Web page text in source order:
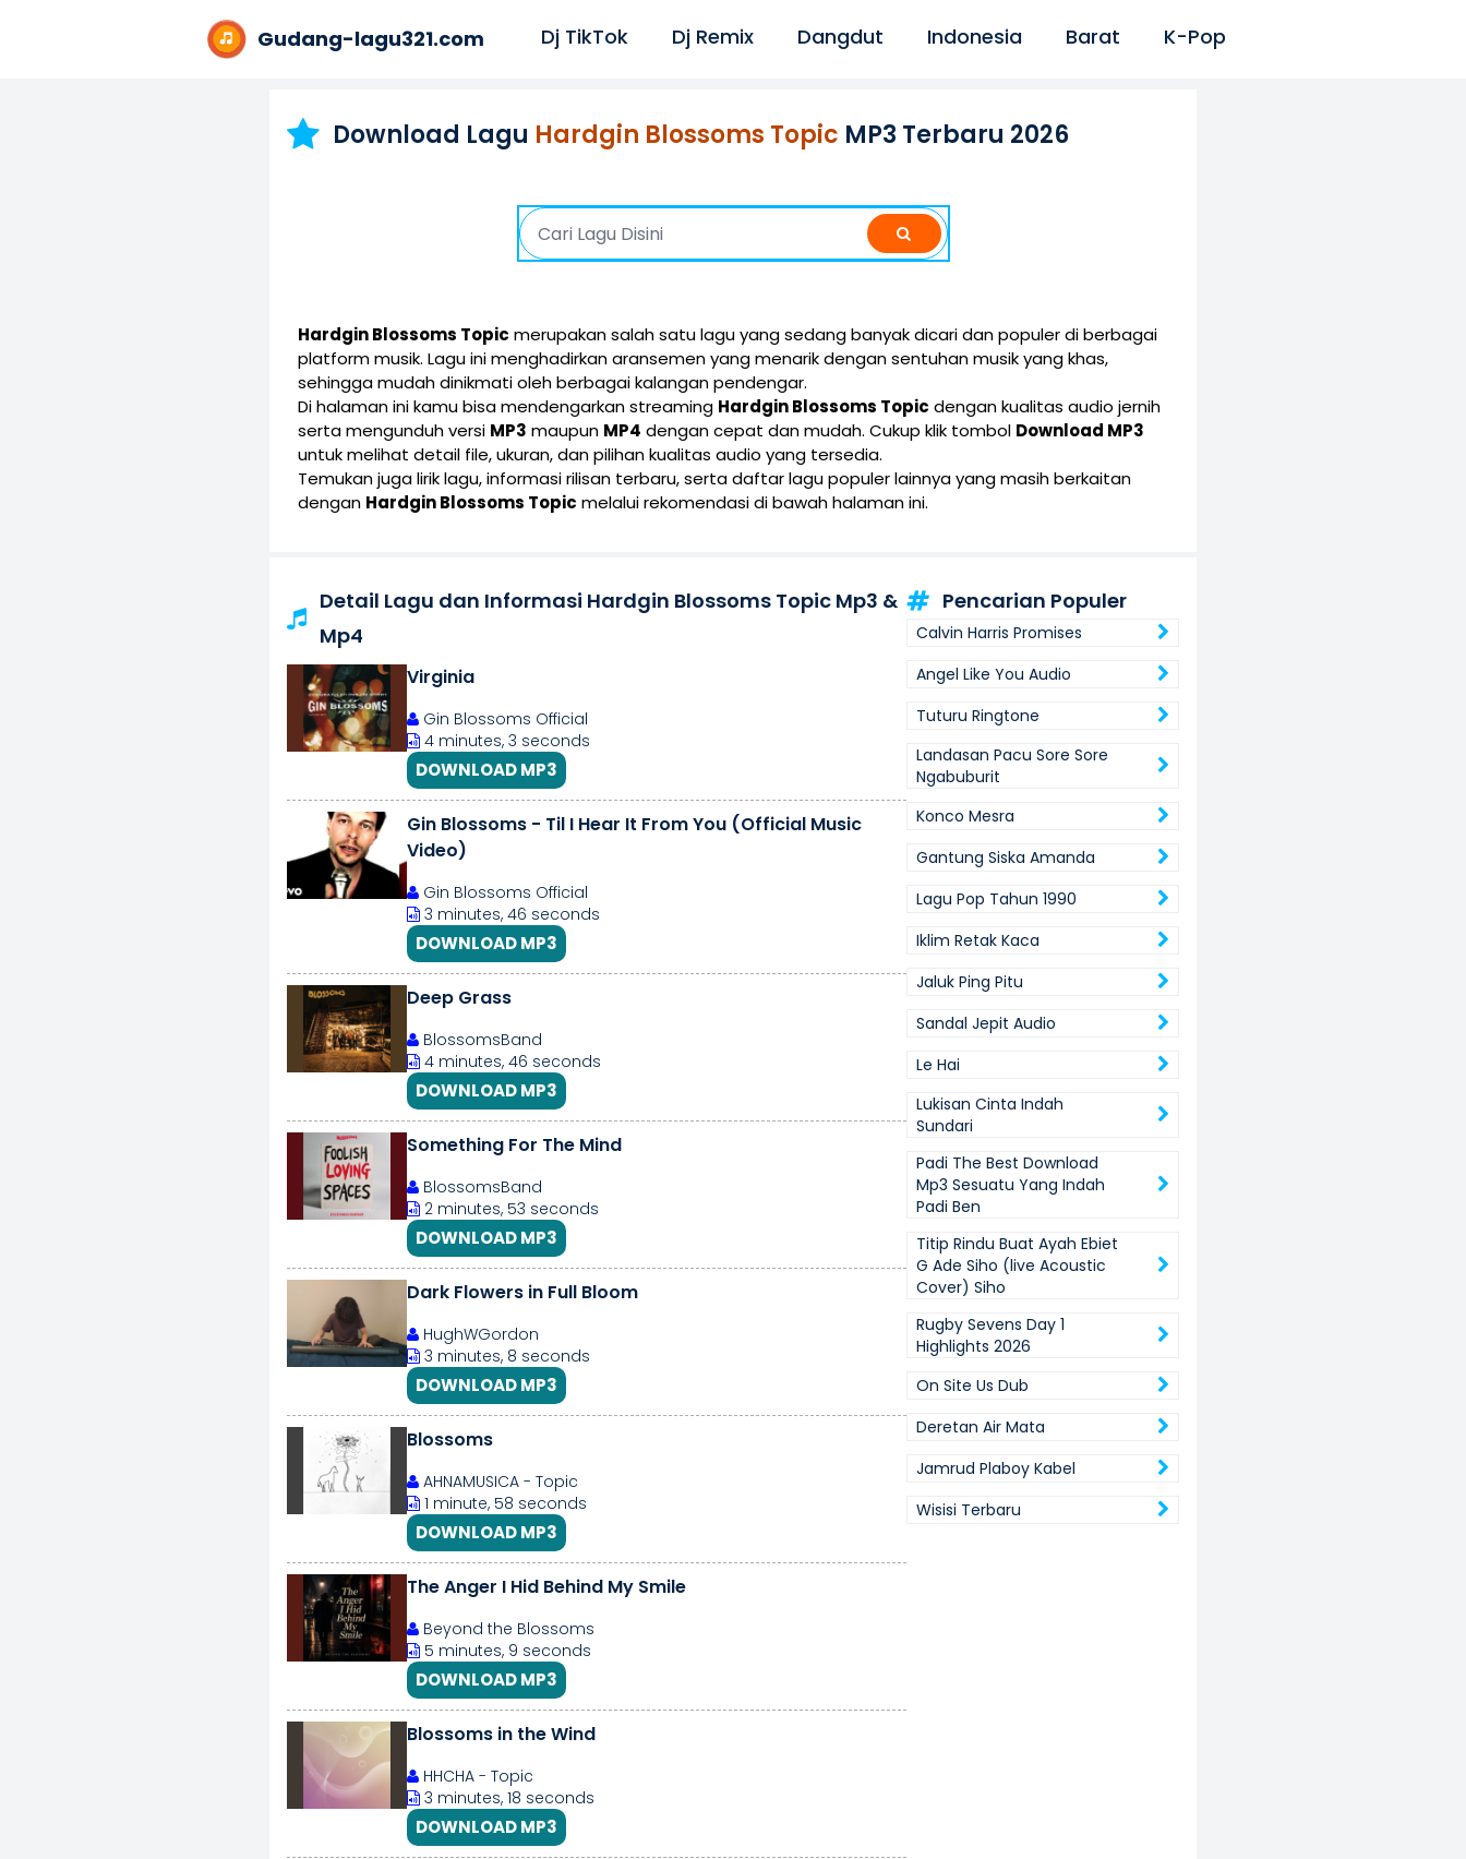
Gudang-lagu321.com Dj TikTok Dj Remix Dangdut Indonesia Barat K-Pop
Download Lagu Hardgin Blossoms Topic MP3 Terbaru 2026
Hardgin Blossoms Topic merupakan salah satu lagu yang sedang banyak dicari dan populer di berbagai
platform musik. Lagu ini menghadirkan aransemen yang menarik dengan sentuhan musik yang khas,
sehingga mudah dinikmati oleh berbagai kalangan pendengar.
Di halaman ini kamu bisa mendengarkan streaming Hardgin Blossoms Topic dengan kualitas audio jernih
serta mengunduh versi MP3 maupun MP4 dengan cepat dan mudah. Cukup klik tombol Download MP3
untuk melihat detail file, ukuran, dan pilihan kualitas audio yang tersedia.
Temukan juga lirik lagu, informasi rilisan terbaru, serta daftar lagu populer lainnya yang masih berkaitan
dengan Hardgin Blossoms Topic melalui rekomendasi di bawah halaman ini.
Detail Lagu dan Informasi Hardgin Blossoms Topic Mp3 &
Mp4
Virginia
Gin Blossoms Official
4 minutes, 3 seconds
DOWNLOAD MP3
Gin Blossoms - Til I Hear It From You (Official Music
Video)
Gin Blossoms Official
3 minutes, 46 seconds
DOWNLOAD MP3
Deep Grass
BlossomsBand
4 minutes, 46 seconds
DOWNLOAD MP3
Something For The Mind
BlossomsBand
2 minutes, 53 seconds
DOWNLOAD MP3
Dark Flowers in Full Bloom
HughWGordon
3 minutes, 8 seconds
DOWNLOAD MP3
Blossoms
AHNAMUSICA - Topic
1 minute, 58 seconds
DOWNLOAD MP3
The Anger I Hid Behind My Smile
Beyond the Blossoms
5 minutes, 9 seconds
DOWNLOAD MP3
Blossoms in the Wind
HHCHA - Topic
3 minutes, 18 seconds
DOWNLOAD MP3
Pencarian Populer
Calvin Harris Promises
Angel Like You Audio
Tuturu Ringtone
Landasan Pacu Sore Sore
Ngabuburit
Konco Mesra
Gantung Siska Amanda
Lagu Pop Tahun 1990
Iklim Retak Kaca
Jaluk Ping Pitu
Sandal Jepit Audio
Le Hai
Lukisan Cinta Indah
Sundari
Padi The Best Download
Mp3 Sesuatu Yang Indah
Padi Ben
Titip Rindu Buat Ayah Ebiet
G Ade Siho (live Acoustic
Cover) Siho
Rugby Sevens Day 1
Highlights 2026
On Site Us Dub
Deretan Air Mata
Jamrud Plaboy Kabel
Wisisi Terbaru